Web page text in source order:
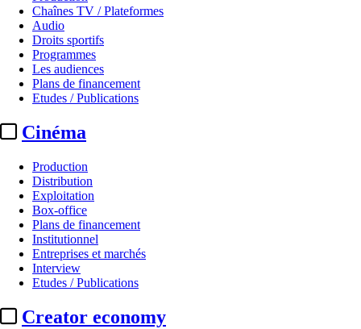
Chaînes TV / Plateformes
Audio
Droits sportifs
Programmes
Les audiences
Plans de financement
Etudes / Publications
Cinéma
Production
Distribution
Exploitation
Box-office
Plans de financement
Institutionnel
Entreprises et marchés
Interview
Etudes / Publications
Creator economy